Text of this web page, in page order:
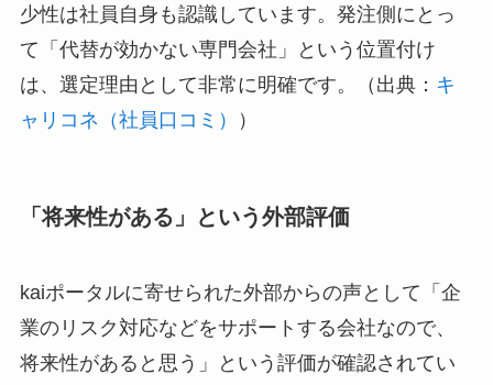
少性は社員自身も認識しています。発注側にとっ
て「代替が効かない専門会社」という位置付け
は、選定理由として非常に明確です。（出典： キ
ャリコネ（社員口コミ）
）
「将来性がある」という外部評価
kaiポータルに寄せられた外部からの声として「企
業のリスク対応などをサポートする会社なので、
将来性があると思う」という評価が確認されてい